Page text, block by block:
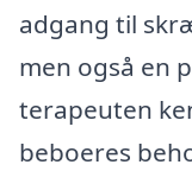
adgang til
men også en
terapeuten
beboeres